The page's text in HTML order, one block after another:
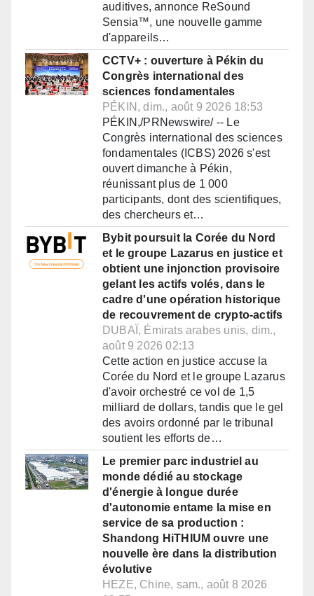
auditives, annonce ReSound
Sensia™, une nouvelle gamme
d'appareils…
CCTV+ : ouverture à Pékin du
Congrès international des
sciences fondamentales
PÉKIN, dim., août 9 2026 18:53
PÉKIN,/PRNewswire/ -- Le
Congrès international des sciences
fondamentales (ICBS) 2026 s'est
ouvert dimanche à Pékin,
réunissant plus de 1 000
participants, dont des scientifiques,
des chercheurs et…
Bybit poursuit la Corée du Nord
et le groupe Lazarus en justice et
obtient une injonction provisoire
gelant les actifs volés, dans le
cadre d'une opération historique
de recouvrement de crypto-actifs
DUBAÏ, Émirats arabes unis, dim.,
août 9 2026 02:13
Cette action en justice accuse la
Corée du Nord et le groupe Lazarus
d'avoir orchestré ce vol de 1,5
milliard de dollars, tandis que le gel
des avoirs ordonné par le tribunal
soutient les efforts de…
Le premier parc industriel au
monde dédié au stockage
d'énergie à longue durée
d'autonomie entame la mise en
service de sa production :
Shandong HiTHIUM ouvre une
nouvelle ère dans la distribution
évolutive
HEZE, Chine, sam., août 8 2026